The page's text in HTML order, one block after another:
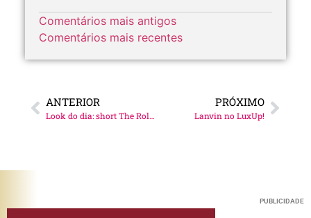
Comentários mais antigos
Comentários mais recentes
ANTERIOR
Look do dia: short The Rolling Stones
PRÓXIMO
Lanvin no LuxUp!
PUBLICIDADE